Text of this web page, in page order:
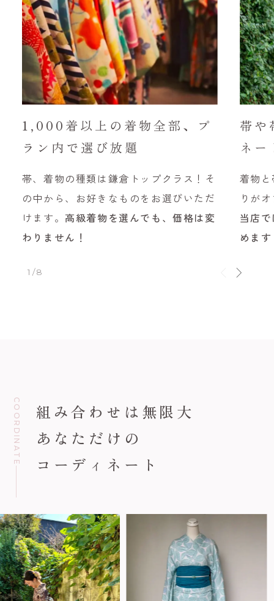
1,000着以上の着物全部、プ
ラン内で選び放題
帯、着物の種類は鎌倉トップクラス！そ
の中から、お好きなものをお選びいただ
けます。 高級着物を選んでも、価格は変
わりません！
帯や
ネー
着物
りが
当店
めま
1/8
COORDINATE
組み合わせは無限大
あなただけの
コーディネート